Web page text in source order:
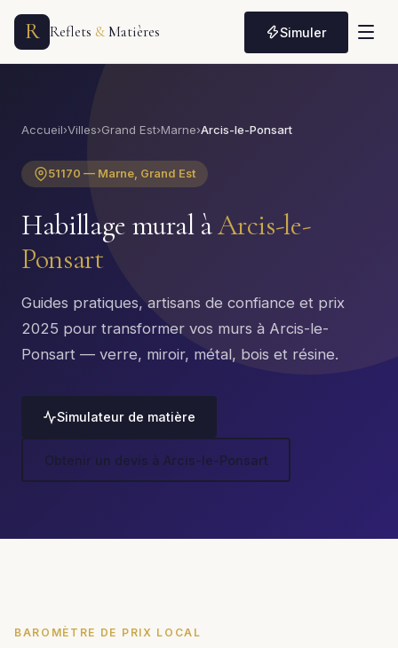
R Reflets &Matières Simuler
Accueil›Villes›Grand Est›Marne›Arcis-le-Ponsart
51170 — Marne, Grand Est
Habillage mural àArcis-le-
Ponsart
Guides pratiques, artisans de confiance et prix
2025 pour transformer vos murs à Arcis-le-
Ponsart — verre, miroir, métal, bois et résine.
Simulateur de matière
Obtenir un devis à Arcis-le-Ponsart
BAROMÈTRE DE PRIX LOCAL